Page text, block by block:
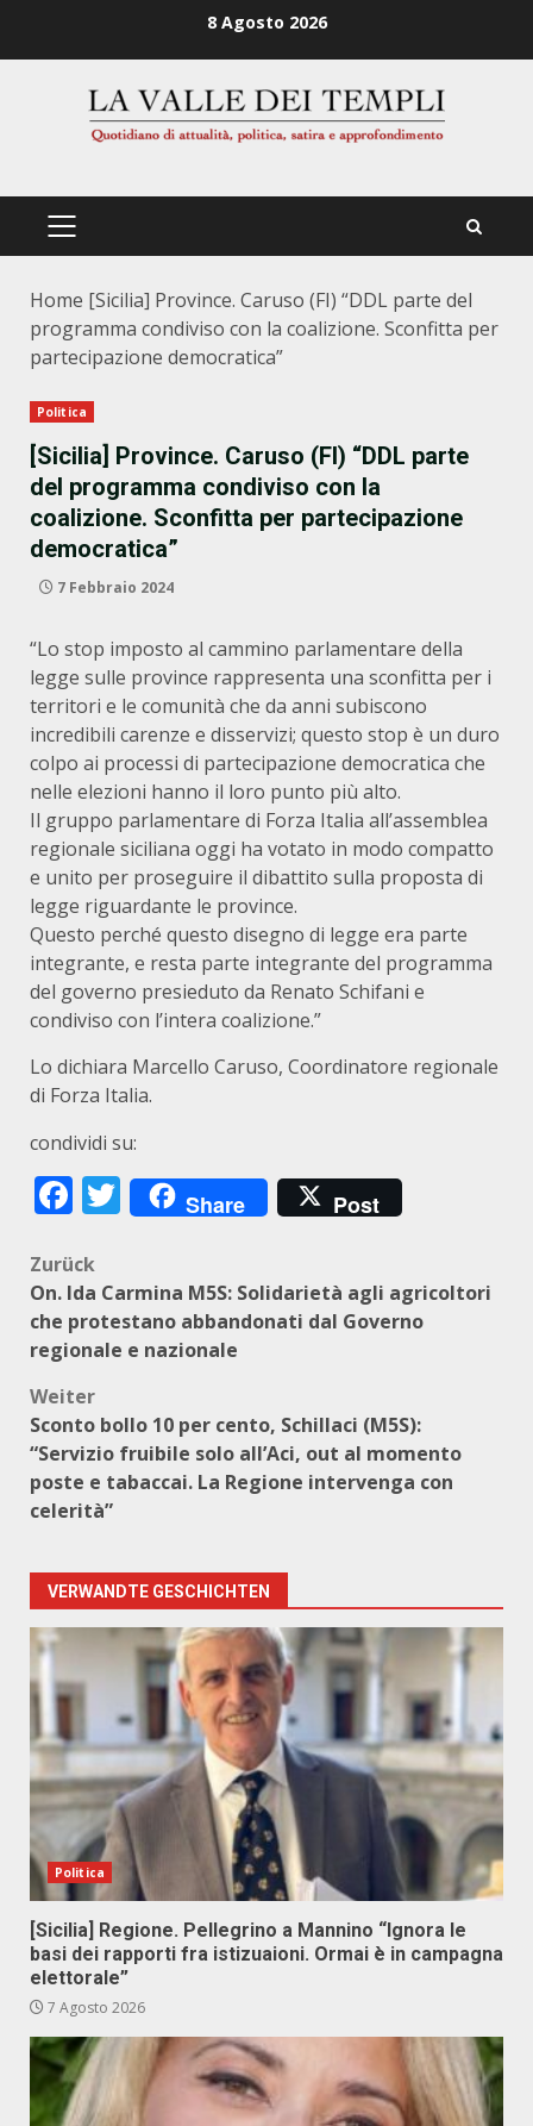
8 Agosto 2026
PRIMÄRES
Home [Sicilia] Province. Caruso (FI) “DDL parte del
programma condiviso con la coalizione. Sconfitta per
partecipazione democratica”
Politica
[Sicilia] Province. Caruso (FI) “DDL parte
del programma condiviso con la
coalizione. Sconfitta per partecipazione
democratica”
7 Febbraio 2024
“Lo stop imposto al cammino parlamentare della
legge sulle province rappresenta una sconfitta per i
territori e le comunità che da anni subiscono
incredibili carenze e disservizi; questo stop è un duro
colpo ai processi di partecipazione democratica che
nelle elezioni hanno il loro punto più alto.
Il gruppo parlamentare di Forza Italia all’assemblea
regionale siciliana oggi ha votato in modo compatto
e unito per proseguire il dibattito sulla proposta di
legge riguardante le province.
Questo perché questo disegno di legge era parte
integrante, e resta parte integrante del programma
del governo presieduto da Renato Schifani e
condiviso con l’intera coalizione.”
Lo dichiara Marcello Caruso, Coordinatore regionale
di Forza Italia.
condividi su:
Facebook
Twitter
Share Post
Beitragsnavigation
Zurück
On. Ida Carmina M5S: Solidarietà agli agricoltori
che protestano abbandonati dal Governo
regionale e nazionale
Weiter
Sconto bollo 10 per cento, Schillaci (M5S):
“Servizio fruibile solo all’Aci, out al momento
poste e tabaccai. La Regione intervenga con
celerità”
VERWANDTE GESCHICHTEN
Politica
[Sicilia] Regione. Pellegrino a Mannino “Ignora le
basi dei rapporti fra istizuaioni. Ormai è in campagna
elettorale”
7 Agosto 2026